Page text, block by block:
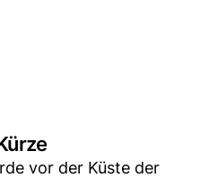
vor der Küste der